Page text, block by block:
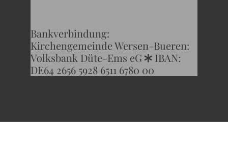
Bankverbindung:
Kirchengemeinde Wersen-Bueren:
Volksbank Düte-Ems eG * IBAN:
DE64 2656 5928 6511 6780 00